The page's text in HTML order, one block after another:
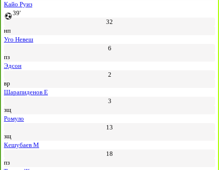
Кайо Руиз
39'
32
нп
Уго Невеш
6
пз
Эдсон
2
вр
Шарапиденов Е
3
зщ
Ромуло
13
зщ
Кешубаев М
18
пз